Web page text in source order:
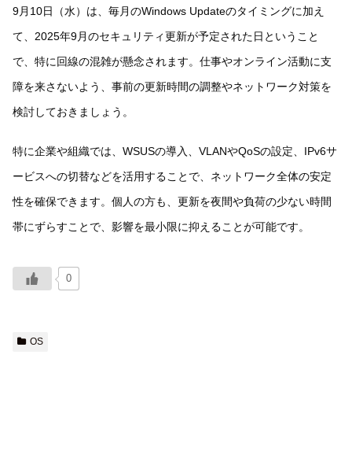
9月10日（水）は、毎月のWindows Updateのタイミングに加え
て、2025年9月のセキュリティ更新が予定された日ということ
で、特に回線の混雑が懸念されます。仕事やオンライン活動に支
障を来さないよう、事前の更新時間の調整やネットワーク対策を
検討しておきましょう。
特に企業や組織では、WSUSの導入、VLANやQoSの設定、IPv6サ
ービスへの切替などを活用することで、ネットワーク全体の安定
性を確保できます。個人の方も、更新を夜間や負荷の少ない時間
帯にずらすことで、影響を最小限に抑えることが可能です。
0
OS